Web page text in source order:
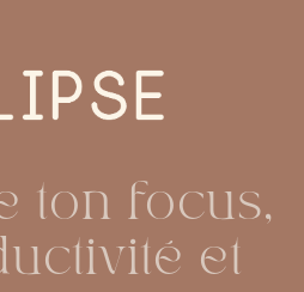
ton focus,
et